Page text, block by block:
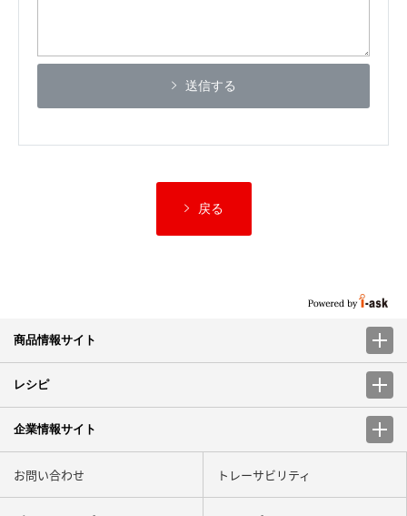
送信する
戻る
商品情報サイト
レシピ
企業情報サイト
お問い合わせ トレーサビリティ